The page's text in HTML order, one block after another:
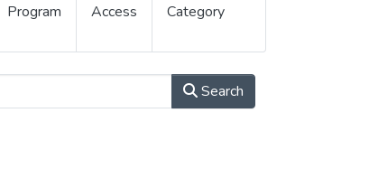
Program
Access
Category
Search